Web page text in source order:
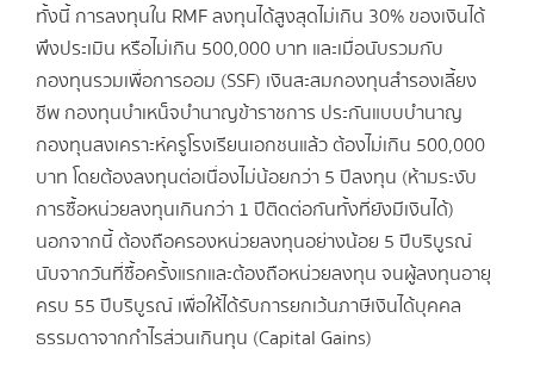
ทั้งนี้ การลงทุนใน RMF ลงทุนได้สูงสุดไม่เกิน 30% ของเงินได้
พึงประเมิน หรือไม่เกิน 500,000 บาท และเมื่อนับรวมกับ
กองทุนรวมเพื่อการออม (SSF) เงินสะสมกองทุนสำรองเลี้ยง
ชีพ กองทุนบำเหน็จบำนาญข้าราชการ ประกันแบบบำนาญ
กองทุนสงเคราะห์ครูโรงเรียนเอกชนแล้ว ต้องไม่เกิน 500,000
บาท โดยต้องลงทุนต่อเนื่องไม่น้อยกว่า 5 ปีลงทุน (ห้ามระงับ
การซื้อหน่วยลงทุนเกินกว่า 1 ปีติดต่อกันทั้งที่ยังมีเงินได้)
นอกจากนี้ ต้องถือครองหน่วยลงทุนอย่างน้อย 5 ปีบริบูรณ์
นับจากวันที่ซื้อครั้งแรกและต้องถือหน่วยลงทุน จนผู้ลงทุนอายุ
ครบ 55 ปีบริบูรณ์ เพื่อให้ได้รับการยกเว้นภาษีเงินได้บุคคล
ธรรมดาจากกำไรส่วนเกินทุน (Capital Gains)